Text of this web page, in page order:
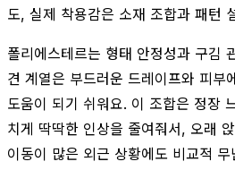
도, 실제 착용감은 소재 조합과 패턴
폴리에스테르는 형태 안정성과 구김
견 계열은 부드러운 드레이프와 피부
도움이 되기 쉬워요. 이 조합은 정장
치게 딱딱한 인상을 줄여줘서, 오래
이동이 많은 외근 상황에도 비교적